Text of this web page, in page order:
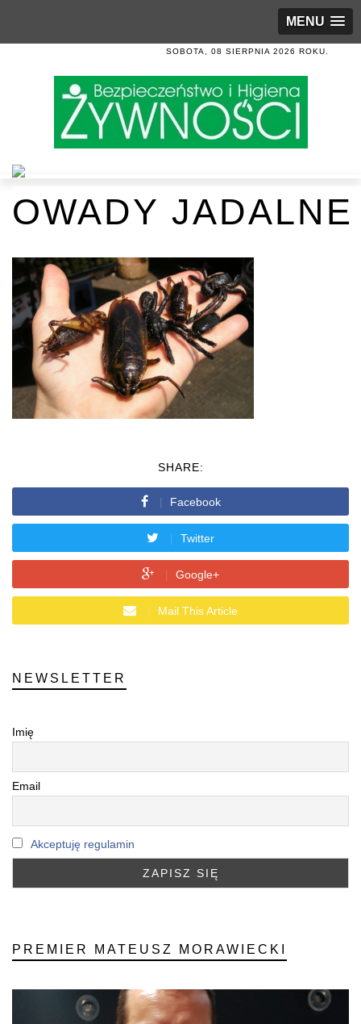
MENU
SOBOTA, 08 SIERPNIA 2026 ROKU.
OWADY JADALNE
SHARE:
Facebook
Twitter
Google+
Mail This Article
NEWSLETTER
Imię
Email
Akceptuję regulamin
PREMIER MATEUSZ MORAWIECKI